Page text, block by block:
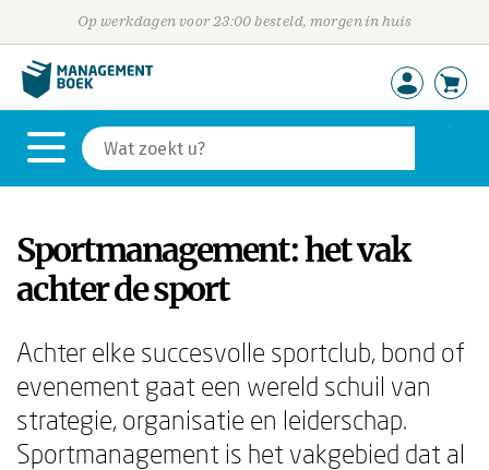
Op werkdagen voor 23:00 besteld, morgen in huis
Sportmanagement: het vak
achter de sport
Achter elke succesvolle sportclub, bond of
evenement gaat een wereld schuil van
strategie, organisatie en leiderschap.
Sportmanagement is het vakgebied dat al